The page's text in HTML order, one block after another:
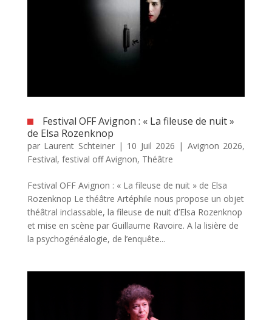
Festival OFF Avignon : « La fileuse de nuit »
de Elsa Rozenknop
par Laurent Schteiner| 10 Juil 2026 | Avignon 2026,
Festival, festival off Avignon, Théâtre
Festival OFF Avignon : « La fileuse de nuit » de Elsa
Rozenknop Le théâtre Artéphile nous propose un objet
théâtral inclassable, la fileuse de nuit d’Elsa Rozenknop
et mise en scène par Guillaume Ravoire. A la lisière de
la psychogénéalogie, de l’enquête...